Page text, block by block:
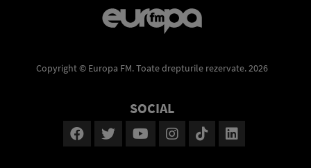
Copyright © Europa FM. Toate drepturile rezervate. 2026
SOCIAL